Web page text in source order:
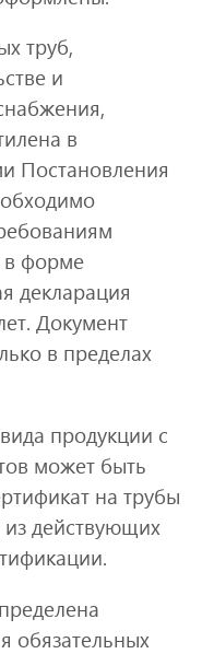
труб,
и
в
Постановления
в форме
декларация
Документ
в пределах
продукции с
может быть
на трубы
действующих
обязательных